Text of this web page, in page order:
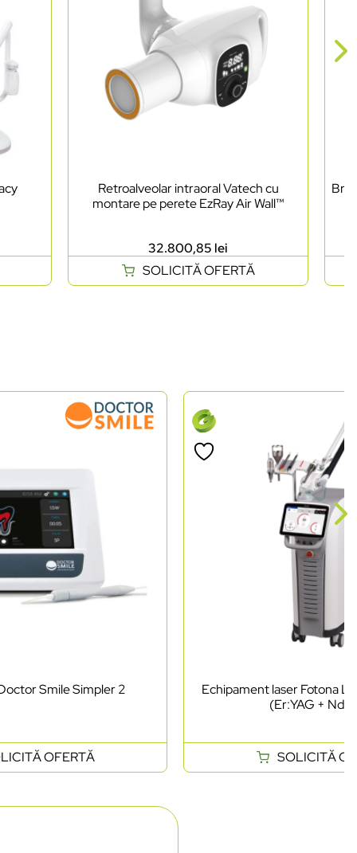
Retroalveolar intraoral Vatech cu
montare pe perete EzRay Air Wall™
32.800,85 lei
SOLICITĂ OFERTĂ
Smile Simpler 2
OFERTĂ
Echipament laser Fotona
(Er:YAG +
SOLICITĂ